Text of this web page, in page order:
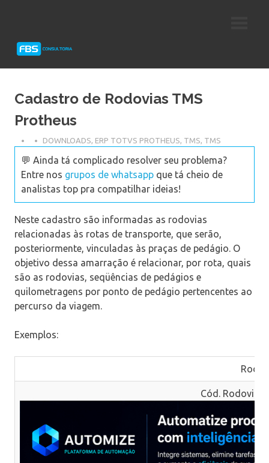
Protheus
Cadastro de Rodovias TMS
Protheus
DOWNLOADS, ERP TOTVS PROTHEUS, TMS, TMS
💬 Ainda tá complicado resolver seu problema?
Entre nos grupos de whatsapp que tá cheio de
analistas top pra compatilhar ideias!
Neste cadastro são informadas as rodovias
relacionadas às rotas de transporte, que serão,
posteriormente, vinculadas às praças de pedágio. O
objetivo dessa amarração é relacionar, por rota, quais
são as rodovias, seqüências de pedágios e
quilometragens por ponto de pedágio pertencentes ao
percurso da viagem.
Exemplos:
Cód. Rodovia